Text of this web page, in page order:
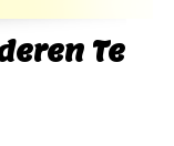
Te